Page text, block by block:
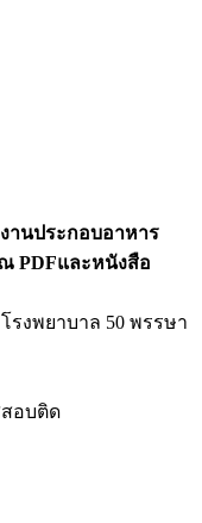
านประกอบอาหาร
PDFและหนังสือ
งพยาบาล 50 พรรษา
อบติด